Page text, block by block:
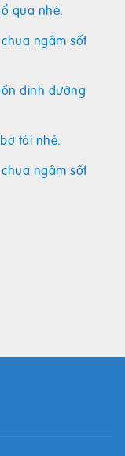
qua nhé.
ngâm sốt
dinh dưỡng
tỏi nhé.
ngâm sốt